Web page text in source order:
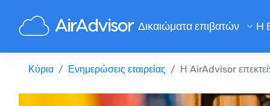
Δικαιώματα επιβατών
Υπολογισμός Αποζημίωσης
Αποζημίωση Καθυστέρησης
Αποζημίωση Ακύρωσης
Η
Κύρια Ενημερώσεις εταιρείας Η AirAdvisor